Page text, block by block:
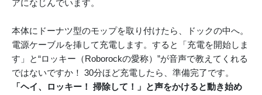
アになじんでいます。
本体にドーナツ型のモップを取り付けたら、ドックの中へ。
電源ケーブルを挿して充電します。すると「充電を開始しま
す」と“ロッキー（Roborockの愛称）”が音声で教えてくれる
ではないですか！ 30分ほど充電したら、準備完了です。
「ヘイ、ロッキー！ 掃除して！」と声をかけると動き始め